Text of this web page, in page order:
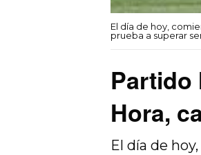
El día de hoy,
prueba a superar
Partido
Hora,
El día de